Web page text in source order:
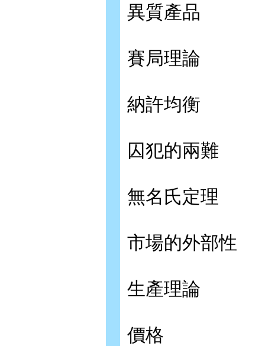
異質產品
賽局理論
納許均衡
囚犯的兩難
無名氏定理
市場的外部性
生產理論
價格